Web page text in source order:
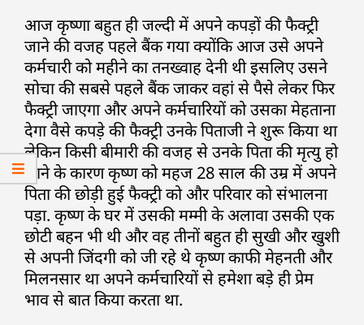
आज कृष्णा बहुत ही जल्दी में अपने कपड़ों की फैक्ट्री
जाने की वजह पहले बैंक गया क्योंकि आज उसे अपने
कर्मचारी को महीने का तनख्वाह देनी थी इसलिए उसने
सोचा की सबसे पहले बैंक जाकर वहां से पैसे लेकर फिर
फैक्ट्री जाएगा और अपने कर्मचारियों को उसका मेहताना
देगा वैसे कपड़े की फैक्ट्री उनके पिताजी ने शुरू किया था
लेकिन किसी बीमारी की वजह से उनके पिता की मृत्यु हो
जाने के कारण कृष्ण को महज 28 साल की उम्र में अपने
पिता की छोड़ी हुई फैक्ट्री को और परिवार को संभालना
पड़ा. कृष्ण के घर में उसकी मम्मी के अलावा उसकी एक
छोटी बहन भी थी और वह तीनों बहुत ही सुखी और खुशी
से अपनी जिंदगी को जी रहे थे कृष्ण काफी मेहनती और
मिलनसार था अपने कर्मचारियों से हमेशा बड़े ही प्रेम
भाव से बात किया करता था.